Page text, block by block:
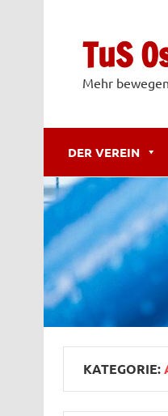
TuS
Mehr
DER VEREIN
KATEGORIE: